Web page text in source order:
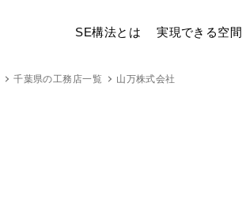
SE構法とは 実現できる空間
千葉県の工務店一覧 山万株式会社